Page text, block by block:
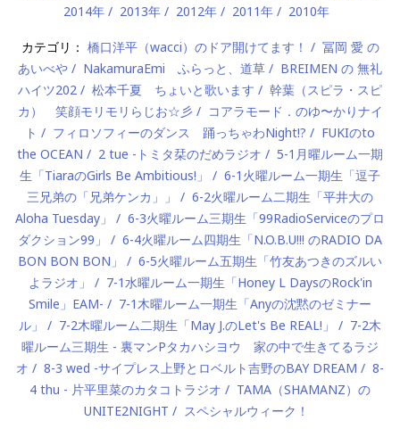
2014年
2013年 2012年 2011年 2010年
カテゴリ： 橋口洋平（wacci）のドア開けてます！
冨岡 愛 の
あいべや
NakamuraEmi ふらっと、道草
BREIMEN の 無礼
ハイツ202
松本千夏 ちょいと歌います
幹葉（スピラ・スピ
カ） 笑顔モリモリらじお☆彡
コアラモード．のゆ〜かりナイ
ト
フィロソフィーのダンス 踊っちゃわNight!?
FUKIのto
the OCEAN
2 tue -トミタ栞のだめラジオ
5-1月曜ルーム一期
生「TiaraのGirls Be Ambitious!」
6-1火曜ルーム一期生「逗子
三兄弟の「兄弟ケンカ」」
6-2火曜ルーム二期生「平井大の
Aloha Tuesday」
6-3火曜ルーム三期生「99RadioServiceのプロ
ダクション99」
6-4火曜ルーム四期生「N.O.B.U!!! のRADIO DA
BON BON BON」
6-5火曜ルーム五期生「竹友あつきのズルい
よラジオ」
7-1水曜ルーム一期生「Honey L DaysのRock'in
Smile」EAM-
7-1木曜ルーム一期生「Anyの沈黙のゼミナー
ル」
7-2木曜ルーム二期生「May J.のLet's Be REAL!」
7-2木
曜ルーム三期生 - 裏マンPタカハシヨウ 家の中で生きてるラジ
オ
8-3 wed -サイプレス上野とロベルト吉野のBAY DREAM
8-
4 thu - 片平里菜のカタコトラジオ
TAMA（SHAMANZ）の
UNITE2NIGHT
スペシャルウィーク！